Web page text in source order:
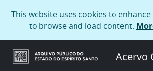
This website uses cookies to
to browse and load content.
Acervo